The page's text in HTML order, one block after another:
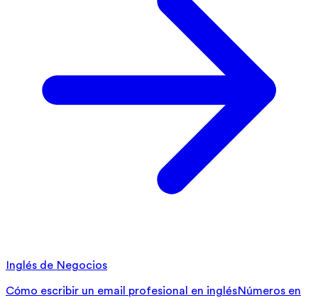
Inglés de Negocios
Cómo escribir un email profesional en inglésNúmeros en